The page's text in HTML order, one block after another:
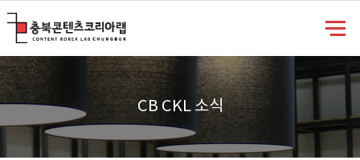
CB CKL 소식